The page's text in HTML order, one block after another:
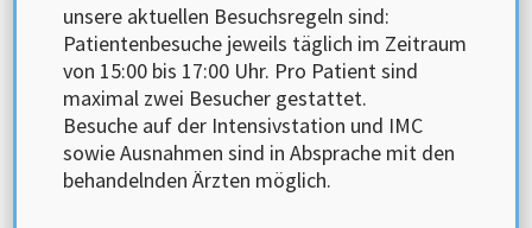
Klinikum
Ärztlicher Dienst
Pflege- und Funktionsdienst
unsere aktuellen Besuchsregeln sind:
Patientenbesuche jeweils täglich im Zeitraum
von 15:00 bis 17:00 Uhr. Pro Patient sind
maximal zwei Besucher gestattet.
Besuche auf der Intensivstation und IMC
sowie Ausnahmen sind in Absprache mit den
behandelnden Ärzten möglich.